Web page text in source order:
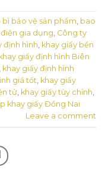
bì bảo vệ sản phẩm, bao
gia dụng, Công ty
định hình, khay giấy bền
khay giấy định hình Biên
, khay giấy định hình
giá tốt, khay giấy
tử, khay giấy tùy chỉnh,
khay giấy Đồng Nai
Leave a comment